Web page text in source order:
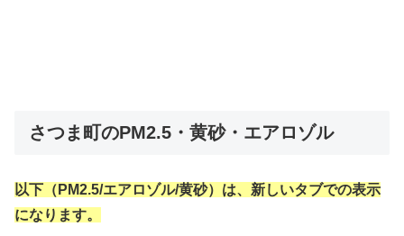
さつま町のPM2.5・黄砂・エアロゾル
以下（PM2.5/エアロゾル/黄砂）は、新しいタブでの表示
になります。